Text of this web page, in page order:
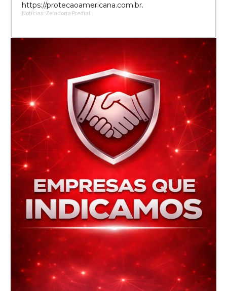
https://protecaoamericana.com.br.
Notícias: Zeladoria Predial